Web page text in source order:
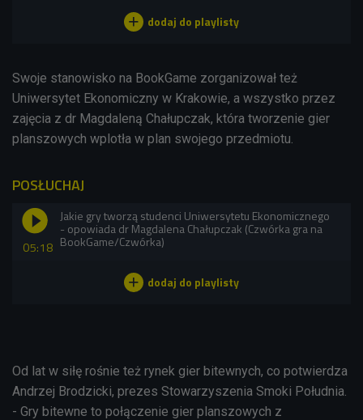
Swoje stanowisko na BookGame zorganizował też
Uniwersytet Ekonomiczny w Krakowie, a wszystko przez
zajęcia z dr Magdaleną Chałupczak, która tworzenie gier
planszowych wplotła w plan swojego przedmiotu.
POSŁUCHAJ
05:18
Jakie gry tworzą studenci Uniwersytetu Ekonomicznego
- opowiada dr Magdalena Chałupczak (Czwórka gra na
BookGame/Czwórka)
Od lat w siłę rośnie też rynek gier bitewnych, co potwierdza
Andrzej Brodzicki, prezes Stowarzyszenia Smoki Południa.
- Gry bitewne to połączenie gier planszowych z